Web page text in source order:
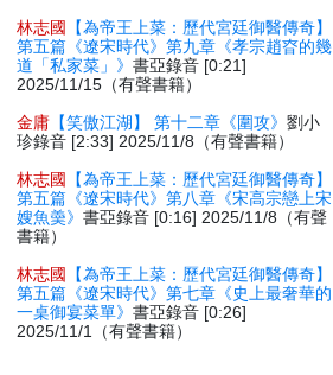
林志國
【為帝王上菜：歷代宮廷御醫傳奇】
第五篇《遼宋時代》第九章《孝宗趙昚的幾
道「私家菜」》書亞錄音 [0:21]
2025/11/15（有聲書籍）
金庸 【笑傲江湖】 第十二章《圍攻》劉小
珍錄音 [2:33] 2025/11/8（有聲書籍）
林志國
【為帝王上菜：歷代宮廷御醫傳奇】
第五篇《遼宋時代》第八章《宋高宗戀上宋
嫂魚羮》書亞錄音 [0:16] 2025/11/8（有聲
書籍）
林志國
【為帝王上菜：歷代宮廷御醫傳奇】
第五篇《遼宋時代》第七章《史上最奢華的
一桌御宴菜單》書亞錄音 [0:26]
2025/11/1（有聲書籍）